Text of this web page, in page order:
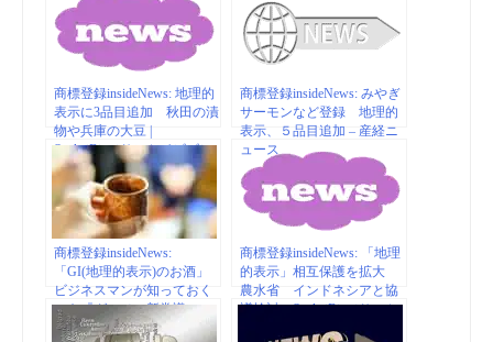
／秋田 – 毎日新聞
商標登録insideNews: 地理的
表示に3品目追加 秋田の漬
物や兵庫の大豆 |
SankeiBiz（サンケイビズ）
商標登録insideNews: みやぎ
サーモンなど登録 地理的
表示、５品目追加 – 産経ニ
ュース
商標登録insideNews:
「GI(地理的表示)のお酒」
ビジネスマンが知っておく
べき『グルメの新常識』
(79) | マイナビニュース
商標登録insideNews: 「地理
的表示」相互保護を拡大
農水省 インドネシアと協
議検討 – SankeiBiz（サンケ